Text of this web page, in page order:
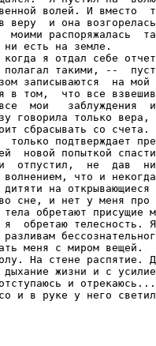
волей. И вместо
веру  и она
распоряжалась
есть на земле.
я отдал себе
такими, --
записываются  на
в том,  что все
мои   заблуждения  и
говорила только
сбрасывать со счета.
только подтверждает
новой попыткой
отпустил,  не  дав
что и
на открывающиеся
сне, и нет у меня про
обретают присущие
обретаю телесность.
меня с миром вещей.
На стене распятие.
жизни и с
и
и в руке у него